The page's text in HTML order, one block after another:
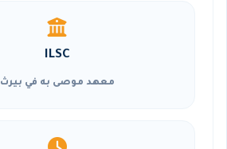
ILSC
معهد موصى به في بيرث